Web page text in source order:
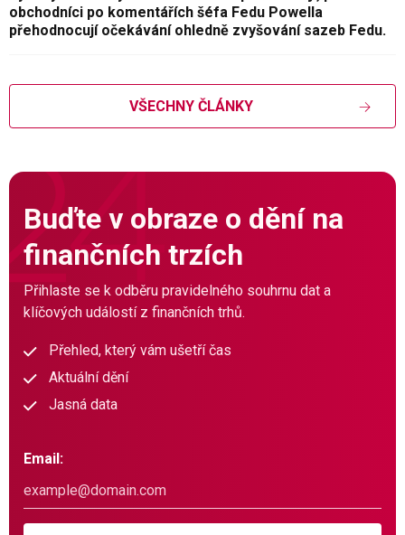
obchodníci po komentářích šéfa Fedu Powella
přehodnocují očekávání ohledně zvyšování sazeb Fedu.
VŠECHNY ČLÁNKY
Buďte v obraze o dění na
finančních trzích
Přihlaste se k odběru pravidelného souhrnu dat a
klíčových událostí z finančních trhů.
Přehled, který vám ušetří čas
Aktuální dění
Jasná data
Email: